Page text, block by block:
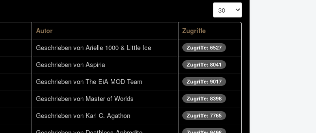
Anzeige #
Autor
Zugriffe
Geschrieben von Arielle 1000 & Little Ice Zugriffe: 6527
Geschrieben von Aspiria Zugriffe: 8041
Geschrieben von The EiA MOD Team Zugriffe: 9017
Geschrieben von Master of Worlds Zugriffe: 8398
Geschrieben von Karl C. Agathon Zugriffe: 7765